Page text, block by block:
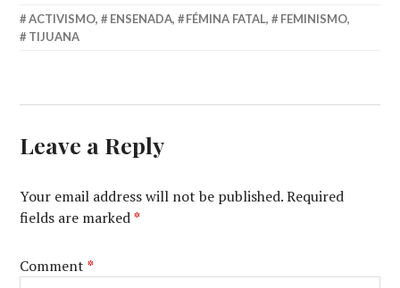
ACTIVISMO, ENSENADA, FÉMINA FATAL, FEMINISMO,
TIJUANA
Leave a Reply
Your email address will not be published. Required
fields are marked*
Comment*